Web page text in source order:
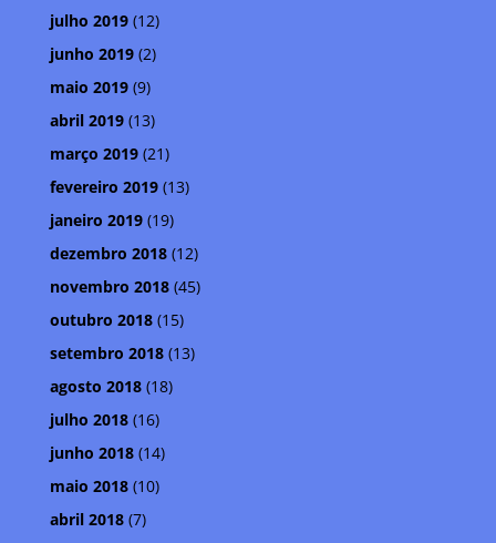
julho 2019(12)
junho 2019(2)
maio 2019(9)
abril 2019(13)
março 2019(21)
fevereiro 2019(13)
janeiro 2019(19)
dezembro 2018(12)
novembro 2018(45)
outubro 2018(15)
setembro 2018(13)
agosto 2018(18)
julho 2018(16)
junho 2018(14)
maio 2018(10)
abril 2018(7)